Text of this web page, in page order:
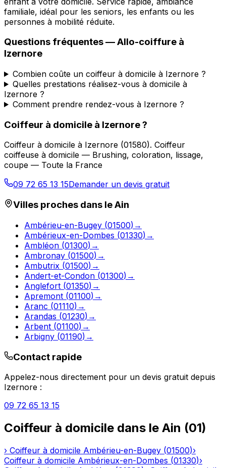
familiale, idéal pour les seniors, les enfants ou les
personnes à mobilité réduite.
Questions fréquentes —Allo-coiffure à
Izernore
Combien coûte un coiffeur à domicile à Izernore ?
Quelles prestations réalisez-vous à domicile à
Izernore ?
Comment prendre rendez-vous à Izernore ?
Coiffeur à domicile à Izernore?
Coiffeur à domicile à Izernore (01580). Coiffeur
coiffeuse à domicile — Brushing, coloration, lissage,
coupe — Toute la France
09 72 65 13 15Demander un devis gratuit
Villes proches dans leAin
Ambérieu-en-Bugey (01500) →
Ambérieux-en-Dombes (01330) →
Ambléon (01300) →
Ambronay (01500) →
Ambutrix (01500) →
Andert-et-Condon (01300) →
Anglefort (01350) →
Apremont (01100) →
Aranc (01110) →
Arandas (01230) →
Arbent (01100) →
Arbigny (01190) →
Contact rapide
Appelez-nous directement pour un devis gratuit depuis
Izernore :
09 72 65 13 15
Coiffeur à domicile dans le Ain (01)
› Coiffeur à domicile Ambérieu-en-Bugey (01500)›
Coiffeur à domicile Ambérieux-en-Dombes (01330)›